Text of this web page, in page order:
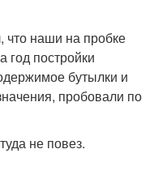
что наши на пробке
год постройки
бутылки и
пробовали по
не повез.